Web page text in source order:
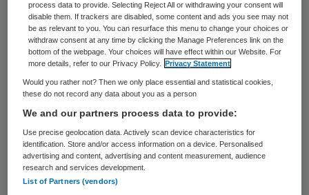
Ella van Lingen directeur Vitras/CMD. iov. Axioma.
Ella van Lingen is per 1 augustus de nieuwe
voorzitter van de raad van bestuur van
zorgorganisatie reinaerde. Zij volgt de
process data to provide. Selecting Reject All or withdrawing your consent will
disable them. If trackers are disabled, some content and ads you see may not
be as relevant to you. You can resurface this menu to change your choices or
withdraw consent at any time by clicking the Manage Preferences link on the
bottom of the webpage. Your choices will have effect within our Website. For
more details, refer to our Privacy Policy.
Privacy Statement
Would you rather not? Then we only place essential and statistical cookies,
these do not record any data about you as a person
We and our partners process data to provide:
Use precise geolocation data. Actively scan device characteristics for
identification. Store and/or access information on a device. Personalised
advertising and content, advertising and content measurement, audience
research and services development.
List of Partners (vendors)